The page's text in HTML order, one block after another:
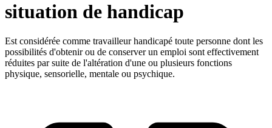
situation de handicap
Est considérée comme travailleur handicapé toute personne dont les
possibilités d'obtenir ou de conserver un emploi sont effectivement
réduites par suite de l'altération d'une ou plusieurs fonctions
physique, sensorielle, mentale ou psychique.